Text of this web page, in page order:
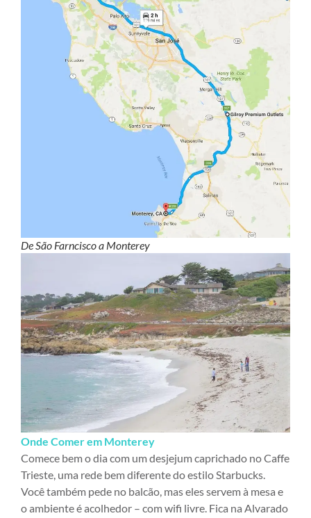
De São Farncisco a Monterey
Onde Comer em Monterey
Comece bem o dia com um desjejum caprichado no Caffe
Trieste, uma rede bem diferente do estilo Starbucks.
Você também pede no balcão, mas eles servem à mesa e
o ambiente é acolhedor – com wifi livre. Fica na Alvarado